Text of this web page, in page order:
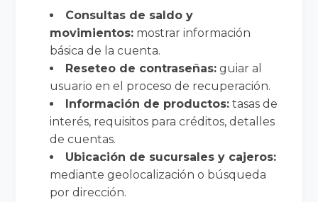
Consultas de saldo y
movimientos: mostrar información
básica de la cuenta.
Reseteo de contraseñas: guiar al
usuario en el proceso de recuperación.
Información de productos: tasas de
interés, requisitos para créditos, detalles
de cuentas.
Ubicación de sucursales y cajeros:
mediante geolocalización o búsqueda
por dirección.